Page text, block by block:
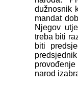
dužnosnik
mandat
Njegov
treba biti
biti
narod